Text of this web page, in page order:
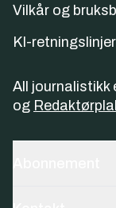
Vilkår og
KI-retningslinjer
All journalistikk
og